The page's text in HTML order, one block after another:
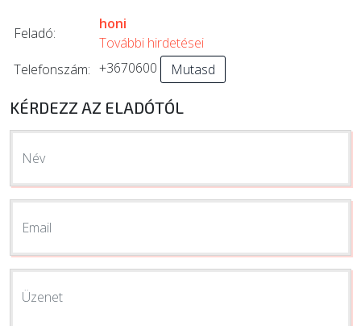
Feladó:
honi
További hirdetései
Telefonszám: +3670600 Mutasd
KÉRDEZZ AZ ELADÓTÓL
Név
Email
Üzenet